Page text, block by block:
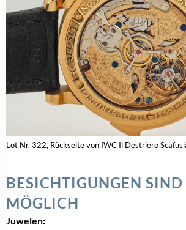
Lot Nr. 322, Rückseite von IWC Il Destriero
BESICHTIGUNGEN
MÖGLICH
Juwelen: